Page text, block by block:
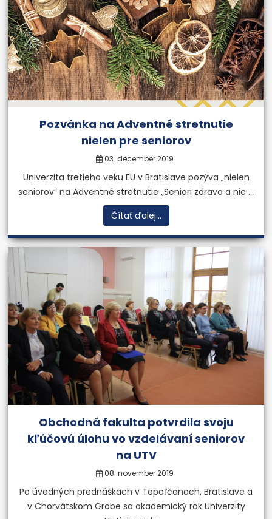
Pozvánka na Adventné stretnutie
nielen pre seniorov
03. december 2019
Univerzita tretieho veku EU v Bratislave pozýva „nielen
seniorov” na Adventné stretnutie „Seniori zdravo a nie ...
Čítať ďalej...
Obchodná fakulta potvrdila svoju
kľúčovú úlohu vo vzdelávaní seniorov
na UTV
08. november 2019
Po úvodných prednáškach v Topoľčanoch, Bratislave a
v Chorvátskom Grobe sa akademický rok Univerzity